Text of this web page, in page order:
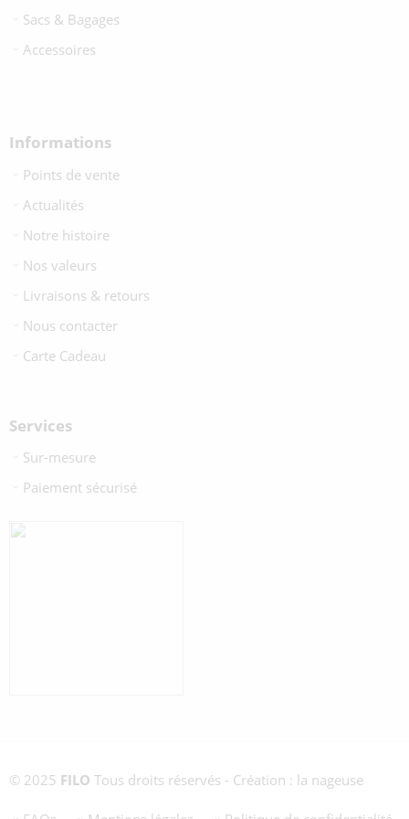
Sacs & Bagages
Accessoires
Informations
Points de vente
Actualités
Notre histoire
Nos valeurs
Livraisons & retours
Nous contacter
Carte Cadeau
Services
Sur-mesure
Paiement sécurisé
© 2025 FILO Tous droits réservés - Création : la nageuse